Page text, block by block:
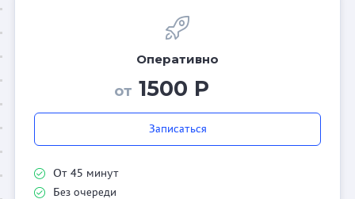
Оперативно
от 1500 Р
Записаться
От 45 минут
Без очереди